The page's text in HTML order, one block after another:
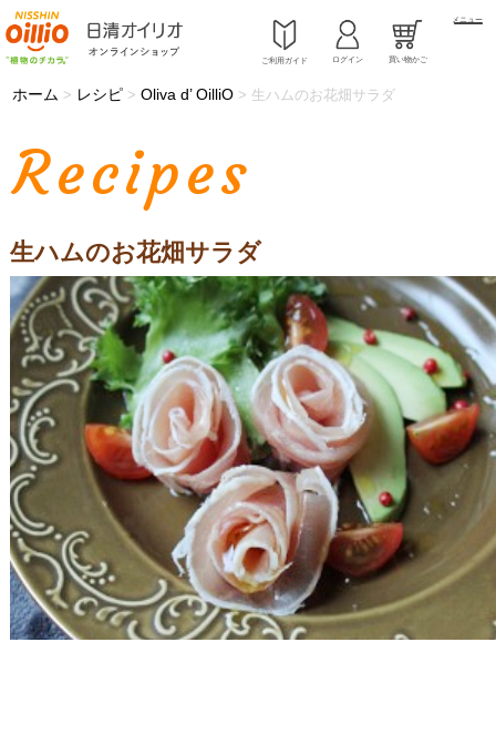
ご利用ガイド ログイン 買い物かご
メニュー
ホーム > レシピ > Oliva d’ OilliO > 生ハムのお花畑サラダ
Recipes
生ハムのお花畑サラダ